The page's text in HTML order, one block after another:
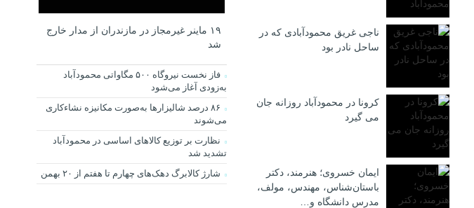
ناجی غریق محمودآبادی که در
ساحل نادر بود
کرونا در محمودآباد روزانه جان
می گیرد
ایمان خسروی؛ هنرمند، دکتر
باستان‌شناس، مهندس، مولف،
مدرس دانشگاه و…
۱۹ ماینر غیرمجاز در مازندران از مدار خارج
شد
فاز نخست نیروگاه ۵۰۰ مگاواتی محمودآباد
به‌زودی آغاز می‌شود
۸۶ درصد شالیزارها به‌صورت مکانیزه نشاءکاری
می‌شوند
نظارت بر توزیع کالا‌های اساسی در محمودآباد
تشدید شد
شارژ کالابرگ دهک‌های چهارم تا هفتم از ۲۰ بهمن